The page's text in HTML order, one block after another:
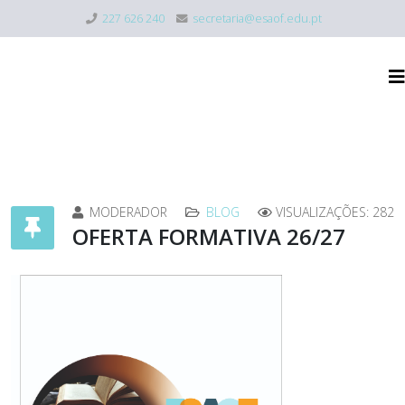
227 626 240 secretaria@esaof.edu.pt
MODERADOR BLOG VISUALIZAÇÕES: 282
OFERTA FORMATIVA 26/27